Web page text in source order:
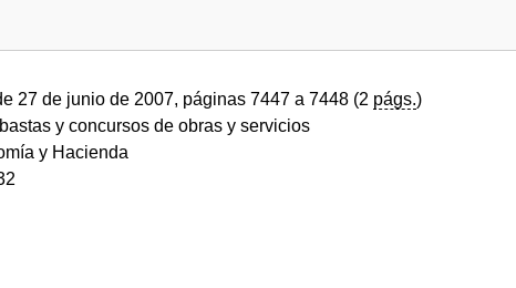
27 de junio de 2007, páginas 7447 a 7448 (2 págs.)
y concursos de obras y servicios
y Hacienda